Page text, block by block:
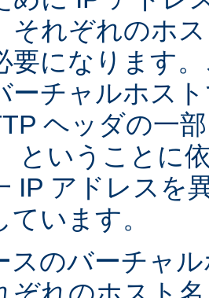
それぞれのホ
要になります
ーチャルホス
ヘッダの一
ということに
IP アドレスを
います。
スのバーチャ